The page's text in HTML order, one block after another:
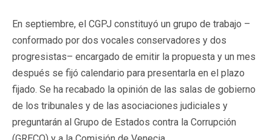
En septiembre, el CGPJ constituyó un grupo de trabajo –
conformado por dos vocales conservadores y dos
progresistas– encargado de emitir la propuesta y un mes
después se fijó calendario para presentarla en el plazo
fijado. Se ha recabado la opinión de las salas de gobierno
de los tribunales y de las asociaciones judiciales y
preguntarán al Grupo de Estados contra la Corrupción